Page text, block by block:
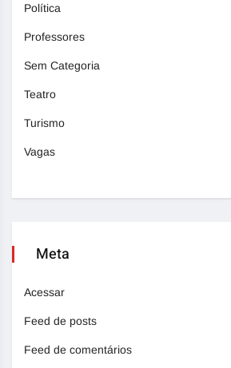
Política
Professores
Sem Categoria
Teatro
Turismo
Vagas
Meta
Acessar
Feed de posts
Feed de comentários